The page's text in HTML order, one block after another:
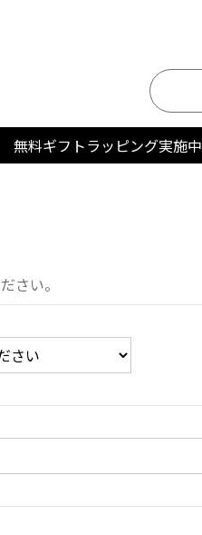
無料ギフトラッピング実施中
さい。